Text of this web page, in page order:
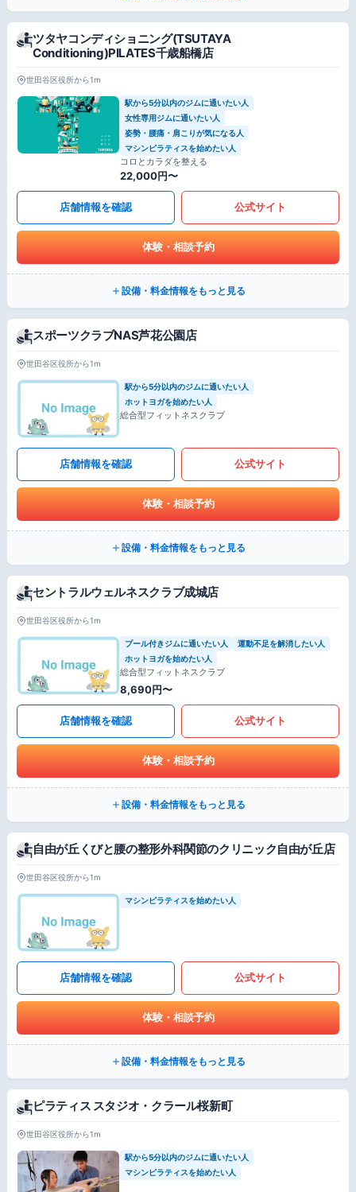
ツタヤコンディショニング(TSUTAYA
Conditioning)PILATES千歳船橋店
世田谷区役所から1m
駅から5分以内のジムに通いたい人
女性専用ジムに通いたい人
姿勢・腰痛・肩こりが気になる人
マシンピラティスを始めたい人
コロとカラダを整える
22,000円〜
店舗情報を確認 公式サイト
体験・相談予約
設備・料金情報をもっと見る
スポーツクラブNAS芦花公園店
世田谷区役所から1m
駅から5分以内のジムに通いたい人
ホットヨガを始めたい人
総合型フィットネスクラブ
店舗情報を確認 公式サイト
体験・相談予約
設備・料金情報をもっと見る
セントラルウェルネスクラブ成城店
世田谷区役所から1m
プール付きジムに通いたい人
運動不足を解消したい人
ホットヨガを始めたい人
総合型フィットネスクラブ
8,690円〜
店舗情報を確認 公式サイト
体験・相談予約
設備・料金情報をもっと見る
自由が丘くびと腰の整形外科関節のクリニック自由が丘店
世田谷区役所から1m
マシンピラティスを始めたい人
店舗情報を確認 公式サイト
体験・相談予約
設備・料金情報をもっと見る
ピラティス スタジオ・クラール桜新町
世田谷区役所から1m
駅から5分以内のジムに通いたい人
マシンピラティスを始めたい人